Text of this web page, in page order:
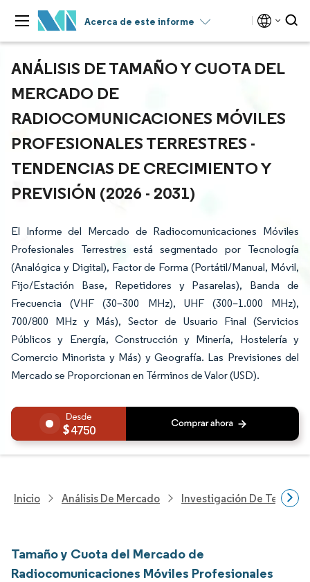
Acerca de este informe
ANÁLISIS DE TAMAÑO Y CUOTA DEL
MERCADO DE
RADIOCOMUNICACIONES MÓVILES
PROFESIONALES TERRESTRES -
TENDENCIAS DE CRECIMIENTO Y
PREVISIÓN (2026 - 2031)
El Informe del Mercado de Radiocomunicaciones Móviles
Profesionales Terrestres está segmentado por Tecnología
(Analógica y Digital), Factor de Forma (Portátil/Manual, Móvil,
Fijo/Estación Base, Repetidores y Pasarelas), Banda de
Frecuencia (VHF (30–300 MHz), UHF (300–1.000 MHz),
700/800 MHz y Más), Sector de Usuario Final (Servicios
Públicos y Energía, Construcción y Minería, Hostelería y
Comercio Minorista y Más) y Geografía. Las Previsiones del
Mercado se Proporcionan en Términos de Valor (USD).
4750
Inicio Análisis De Mercado Investigación De
Tamaño y Cuota del Mercado de
Radiocomunicaciones Móviles Profesionales